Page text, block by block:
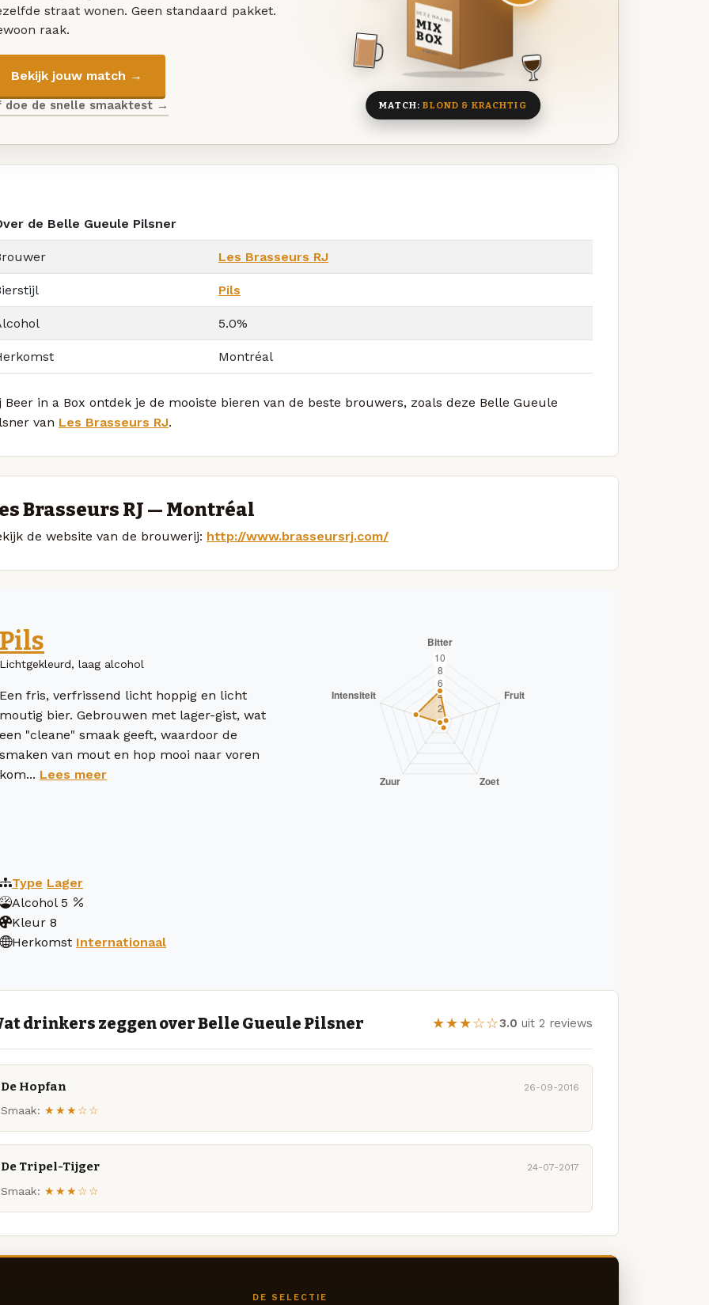
straat wonen. Geen standaard pakket.
raak.
Bekijk jouw match →
doe de snelle smaaktest →
DEZE MAAND
MIX
BOX
8 BIEREN
MATCH:BLOND & KRACHTIG
de Belle Gueule Pilsner
Les Brasseurs RJ
Pils
5.0%
Montréal
Beer in a Box ontdek je de mooiste bieren van de beste brouwers, zoals deze Belle Gueule
van Les Brasseurs RJ.
Brasseurs RJ — Montréal
de website van de brouwerij: http://www.brasseursrj.com/
Pils
Lichtgekleurd, laag alcohol
Een fris, verfrissend licht hoppig en licht
moutig bier. Gebrouwen met lager-gist, wat
een "cleane" smaak geeft, waardoor de
smaken van mout en hop mooi naar voren
kom... Lees meer
Type Lager
Alcohol 5
Kleur 8
Herkomst Internationaal
drinkers zeggen over Belle Gueule Pilsner ★★★☆☆3.0 uit 2 reviews
De Hopfan 26-09-2016
Smaak: ★★★☆☆
De Tripel-Tijger 24-07-2017
Smaak: ★★★☆☆
DE SELECTIE